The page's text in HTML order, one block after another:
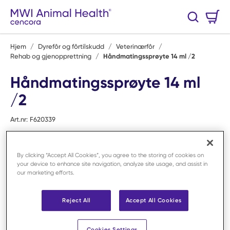
Hopp til hovedinnhold
Søk
Hjem / Dyrefôr og fôrtilskudd / Veterinærfôr /
Rehab og gjenopprettning / Håndmatingssprøyte 14 ml /2
Håndmatingssprøyte 14 ml
/2
Art.nr: F620339
By clicking “Accept All Cookies”, you agree to the storing of cookies on
your device to enhance site navigation, analyze site usage, and assist in
our marketing efforts.
Reject All Accept All Cookies